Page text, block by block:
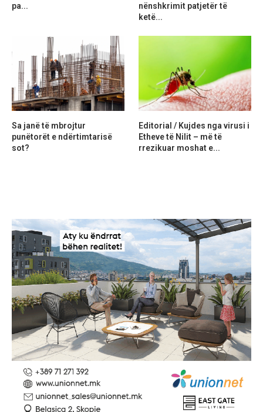
pa...
nënshkrimit patjetër të
ketë...
Sa janë të mbrojtur
punëtorët e ndërtimtarisë
sot?
Editorial / Kujdes nga virusi i
Etheve të Nilit – më të
rrezikuar moshat e...